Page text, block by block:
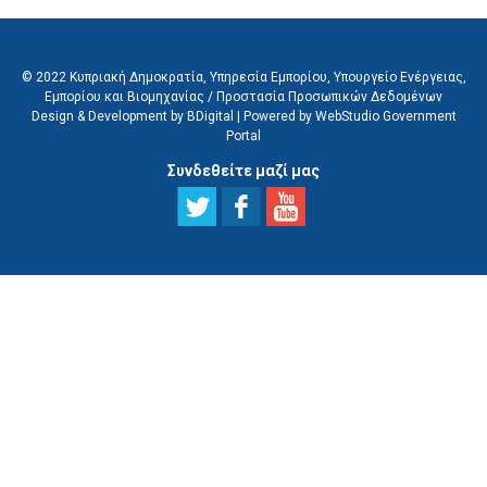
© 2022 Κυπριακή Δημοκρατία, Υπηρεσία Εμπορίου, Υπουργείο Ενέργειας,
Εμπορίου και Βιομηχανίας / Προστασία Προσωπικών Δεδομένων
Design & Development by BDigital
Powered by WebStudio Government
Portal
Συνδεθείτε μαζί μας